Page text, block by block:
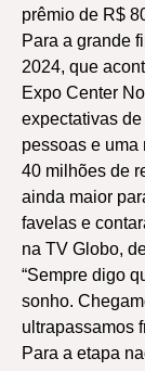
prêmio de R$
Para a grande
2024, que
Expo Center
expectativas
pessoas e
40 milhões de
ainda maior
favelas e
na TV Globo,
“Sempre digo
sonho.
ultrapassamos
Para a etapa